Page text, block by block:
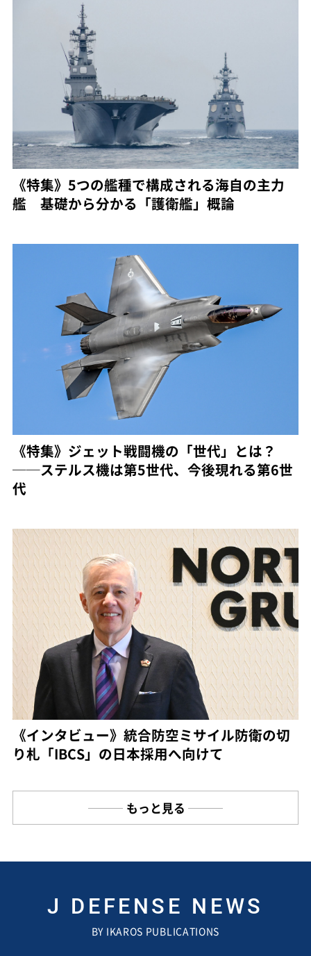
《特集》5つの艦種で構成される海自の主力
艦 基礎から分かる「護衛艦」概論
《特集》ジェット戦闘機の「世代」とは？
──ステルス機は第5世代、今後現れる第6世
代
《インタビュー》統合防空ミサイル防衛の切
り札「IBCS」の日本採用へ向けて
もっと見る
J DEFENSE NEWS
BY IKAROS PUBLICATIONS